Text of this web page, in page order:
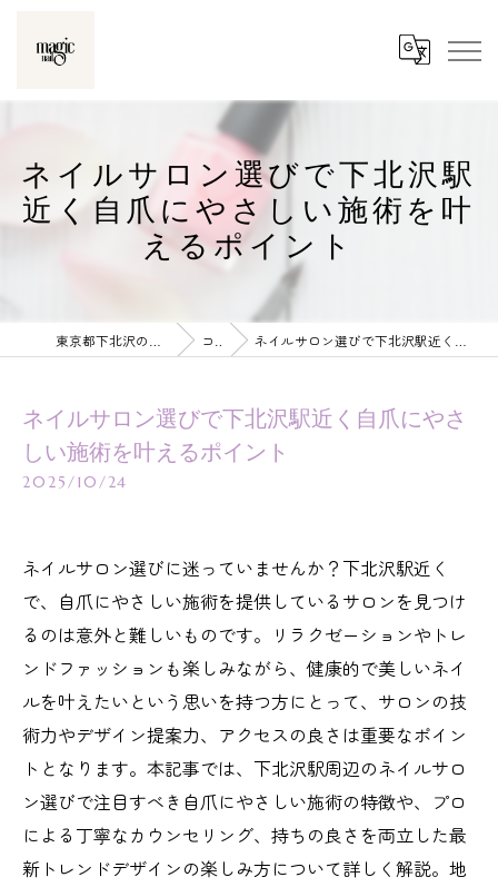
ネイルサロン選びで下北沢駅
近く自爪にやさしい施術を叶
えるポイント
コラム ネイルサロン選びで下北沢駅近く自爪にやさしい施術を叶えるポイント
ネイルサロン選びで下北沢駅近く自爪にやさ
しい施術を叶えるポイント
2025/10/24
ネイルサロン選びに迷っていませんか？下北沢駅近く
で、自爪にやさしい施術を提供しているサロンを見つけ
るのは意外と難しいものです。リラクゼーションやトレ
ンドファッションも楽しみながら、健康的で美しいネイ
ルを叶えたいという思いを持つ方にとって、サロンの技
術力やデザイン提案力、アクセスの良さは重要なポイン
トとなります。本記事では、下北沢駅周辺のネイルサロ
ン選びで注目すべき自爪にやさしい施術の特徴や、プロ
による丁寧なカウンセリング、持ちの良さを両立した最
新トレンドデザインの楽しみ方について詳しく解説。地